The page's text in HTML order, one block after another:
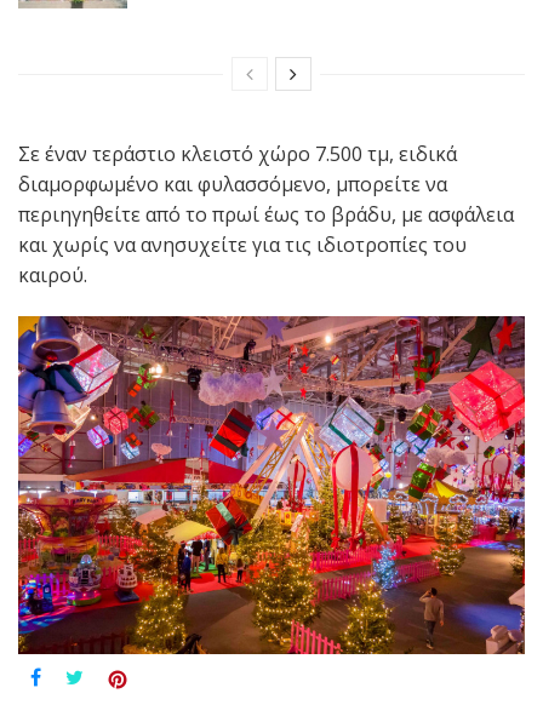
Σε έναν τεράστιο κλειστό χώρο 7.500 τμ, ειδικά
διαμορφωμένο και φυλασσόμενο, μπορείτε να
περιηγηθείτε από το πρωί έως το βράδυ, με ασφάλεια
και χωρίς να ανησυχείτε για τις ιδιοτροπίες του
καιρού.